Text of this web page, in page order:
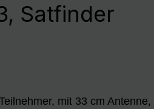
Satfinder
mit 33 cm Antenne,